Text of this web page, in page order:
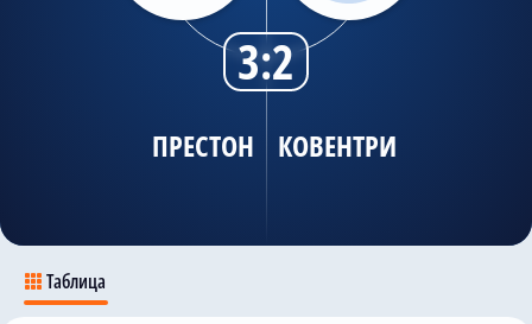
ПРЕСТОН КОВЕНТРИ
3:2
Таблица
Поиск по сайту